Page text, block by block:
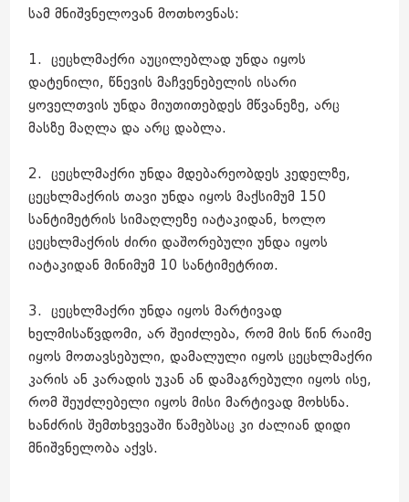
სამ მნიშვნელოვან მოთხოვნას:
1. ცეცხლმაქრი აუცილებლად უნდა იყოს
დატენილი, წნევის მაჩვენებელის ისარი
ყოველთვის უნდა მიუთითებდეს მწვანეზე, არც
მასზე მაღლა და არც დაბლა.
2. ცეცხლმაქრი უნდა მდებარეობდეს კედელზე,
ცეცხლმაქრის თავი უნდა იყოს მაქსიმუმ 150
სანტიმეტრის სიმაღლეზე იატაკიდან, ხოლო
ცეცხლმაქრის ძირი დაშორებული უნდა იყოს
იატაკიდან მინიმუმ 10 სანტიმეტრით.
3. ცეცხლმაქრი უნდა იყოს მარტივად
ხელმისაწვდომი, არ შეიძლება, რომ მის წინ რაიმე
იყოს მოთავსებული, დამალული იყოს ცეცხლმაქრი
კარის ან კარადის უკან ან დამაგრებული იყოს ისე,
რომ შეუძლებელი იყოს მისი მარტივად მოხსნა.
ხანძრის შემთხვევაში წამებსაც კი ძალიან დიდი
მნიშვნელობა აქვს.